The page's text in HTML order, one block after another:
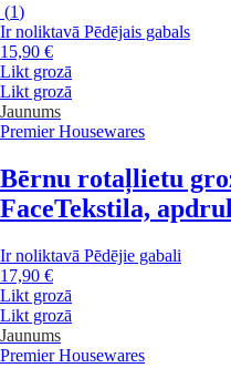
(1)
Ir noliktavā Pēdējais gabals
15,90 €
Likt grozā
Likt grozā
Jaunums
Premier Housewares
Bērnu rotaļlietu
FaceTekstila,
Ir noliktavā Pēdējie gabali
17,90 €
Likt grozā
Likt grozā
Jaunums
Premier Housewares